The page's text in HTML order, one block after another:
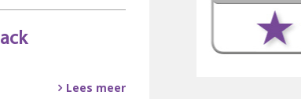
Lees meer